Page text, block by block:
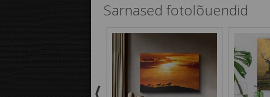
Sarnased fotolõuendid